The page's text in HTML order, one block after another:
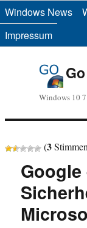
Windows News
Impressum
Windows 10
(3